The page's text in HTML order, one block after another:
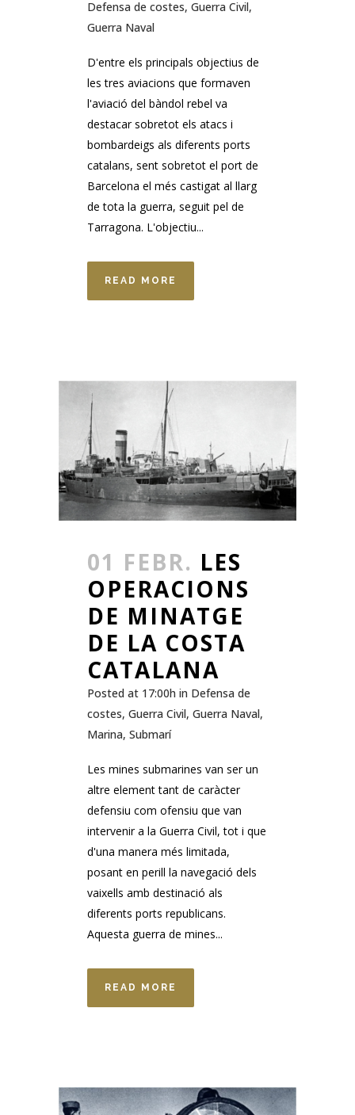
Defensa de costes, Guerra Civil,
Guerra Naval
D'entre els principals objectius de
les tres aviacions que formaven
l'aviació del bàndol rebel va
destacar sobretot els atacs i
bombardeigs als diferents ports
catalans, sent sobretot el port de
Barcelona el més castigat al llarg
de tota la guerra, seguit pel de
Tarragona. L'objectiu...
READ MORE
01 FEBR. LES
OPERACIONS
DE MINATGE
DE LA COSTA
CATALANA
Posted at 17:00h in Defensa de
costes, Guerra Civil, Guerra Naval,
Marina, Submarí
Les mines submarines van ser un
altre element tant de caràcter
defensiu com ofensiu que van
intervenir a la Guerra Civil, tot i que
d'una manera més limitada,
posant en perill la navegació dels
vaixells amb destinació als
diferents ports republicans.
Aquesta guerra de mines...
READ MORE